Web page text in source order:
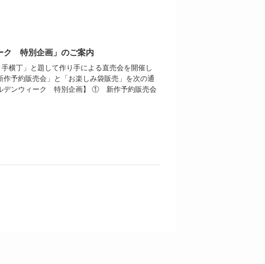
ク 特別企画」のご案内
横丁」と題して作り手による直売会を開催し
予約販売会」と「お楽しみ袋販売」を次の通
デンウィーク 特別企画】 ① 新作予約販売会